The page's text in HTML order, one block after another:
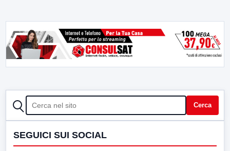
CERCA Cerca
SEGUICI SUI SOCIAL